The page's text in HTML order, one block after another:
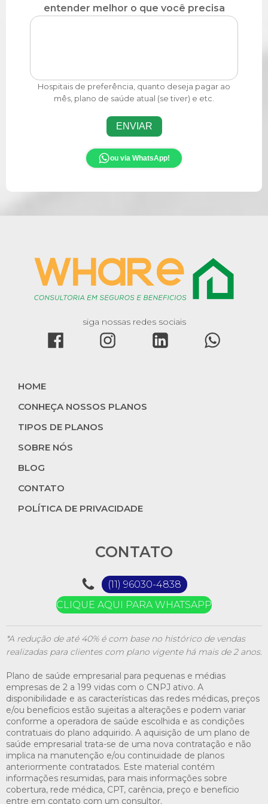
entender melhor o que você precisa
Hospitais de preferência, quanto deseja pagar ao
mês, plano de saúde atual (se tiver) e etc.
ENVIAR
ou via WhatsApp!
siga nossas redes sociais
HOME
CONHEÇA NOSSOS PLANOS
TIPOS DE PLANOS
SOBRE NÓS
BLOG
CONTATO
POLÍTICA DE PRIVACIDADE
CONTATO
(11) 96030-4838
CLIQUE AQUI PARA WHATSAPP
*A redução de até 40% é com base no histórico de vendas
realizadas para clientes com plano vigente há mais de 2 anos.
Plano de saúde empresarial para pequenas e médias
empresas de 2 a 199 vidas com o CNPJ ativo. A
disponibilidade e as características das redes médicas, preços
e/ou benefícios estão sujeitas a alterações e podem variar
conforme a operadora de saúde escolhida e as condições
contratuais do plano adquirido. A aquisição de um plano de
saúde empresarial trata-se de uma nova contratação e não
implica na manutenção e/ou continuidade de planos
anteriormente contratados. Este material contém
informações resumidas, para mais informações sobre
cobertura, rede médica, CPT, carência, preço e benefício
entre em contato com um consultor.